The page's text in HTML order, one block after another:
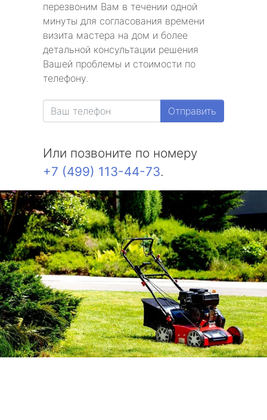
перезвоним Вам в течении одной
минуты для согласования времени
визита мастера на дом и более
детальной консультации решения
Вашей проблемы и стоимости по
телефону.
Отправить
Или позвоните по номеру
+7 (499) 113-44-73.